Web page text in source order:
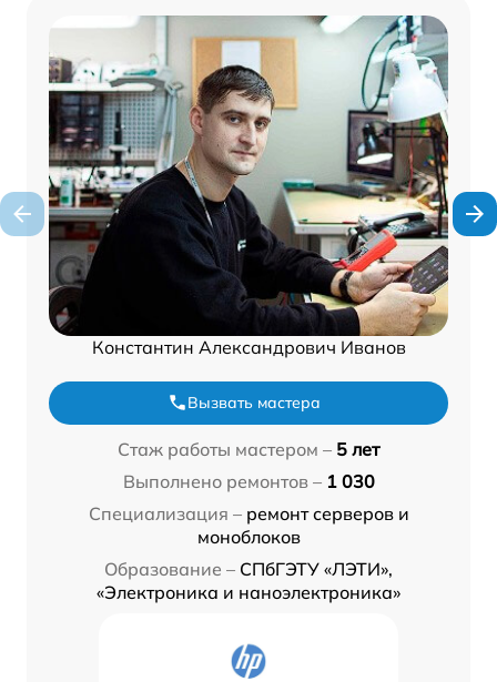
Константин Александрович Иванов
Вызвать мастера
Стаж работы мастером – 5 лет
Выполнено ремонтов – 1 030
Специализация – ремонт серверов и
моноблоков
Образование – СПбГЭТУ «ЛЭТИ»,
«Электроника и наноэлектроника»